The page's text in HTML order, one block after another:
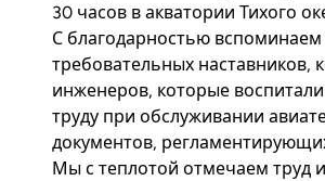
30 часов в акватории Тихого
С благодарностью вспоминаем
требовательных наставников,
инженеров, которые
труду при обслуживании
документов,
Мы с теплотой отмечаем труд